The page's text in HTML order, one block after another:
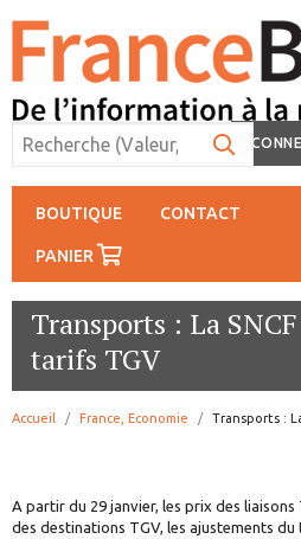
BOUTIQUE CONTACT
PANIER
Transports : La
tarifs TGV
Accueil France, Economie page:
Transports :
A partir du 29 janvier, les prix des liaisons
des destinations TGV, les ajustements